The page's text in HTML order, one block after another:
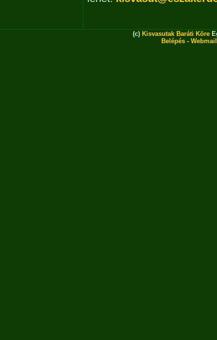
(c) Kisvasutak Baráti Köre
Belépés - Webmail